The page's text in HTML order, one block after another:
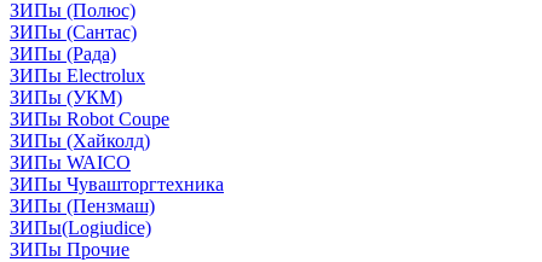
ЗИПы (Полюс)
ЗИПы (Сантас)
ЗИПы (Рада)
ЗИПы Electrolux
ЗИПы (УКМ)
ЗИПы Robot Coupe
ЗИПы (Хайколд)
ЗИПы WAICO
ЗИПы Чувашторгтехника
ЗИПы (Пензмаш)
ЗИПы(Logiudice)
ЗИПы Прочие